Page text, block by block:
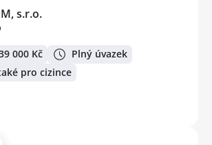
s.r.o.
000 Kč
Plný úvazek
pro cizince